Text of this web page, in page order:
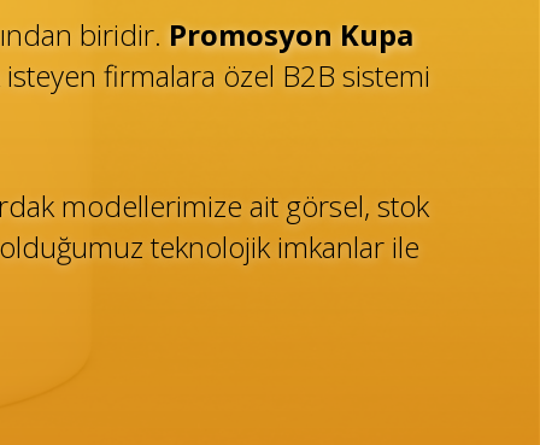
biridir.Promosyon Kupa
firmalara özel B2B sistemi
modellerimize ait görsel, stok
teknolojik imkanlar ile